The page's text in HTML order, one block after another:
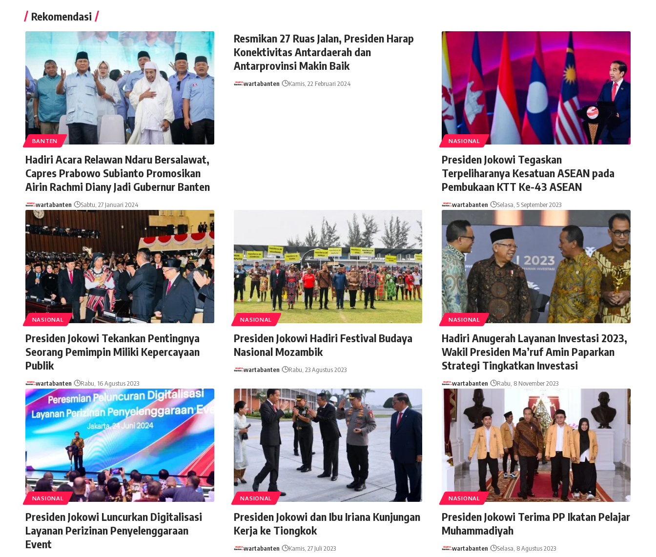
Rekomendasi
BANTEN
Hadiri Acara Relawan Ndaru Bersalawat,
Capres Prabowo Subianto Promosikan
Airin Rachmi Diany Jadi Gubernur Banten
wartabanten Sabtu, 27 Januari 2024
Resmikan 27 Ruas Jalan, Presiden Harap
Konektivitas Antardaerah dan
Antarprovinsi Makin Baik
wartabanten Kamis, 22 Februari 2024
NASIONAL
Presiden Jokowi Tegaskan
Terpeliharanya Kesatuan ASEAN pada
Pembukaan KTT Ke-43 ASEAN
wartabanten Selasa, 5 September 2023
NASIONAL
Presiden Jokowi Tekankan Pentingnya
Seorang Pemimpin Miliki Kepercayaan
Publik
wartabanten Rabu, 16 Agustus 2023
NASIONAL
Presiden Jokowi Hadiri Festival Budaya
Nasional Mozambik
wartabanten Rabu, 23 Agustus 2023
NASIONAL
Hadiri Anugerah Layanan Investasi 2023,
Wakil Presiden Ma’ruf Amin Paparkan
Strategi Tingkatkan Investasi
wartabanten Rabu, 8 November 2023
NASIONAL
Presiden Jokowi Luncurkan Digitalisasi
Layanan Perizinan Penyelenggaraan
Event
NASIONAL
Presiden Jokowi dan Ibu Iriana Kunjungan
Kerja ke Tiongkok
wartabanten Kamis, 27 Juli 2023
NASIONAL
Presiden Jokowi Terima PP Ikatan Pelajar
Muhammadiyah
wartabanten Selasa, 8 Agustus 2023